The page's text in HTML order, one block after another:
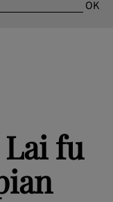
OK
fu